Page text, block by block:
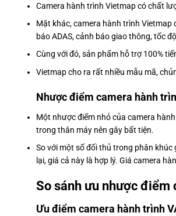
Camera hành trình Vietmap có chất
Mặt khác, camera hành trình Vietmap
báo ADAS, cảnh báo giao thông, tốc
Cùng với đó, sản phẩm hỗ trợ 100%
Vietmap cho ra rất nhiều mẫu mã,
Nhược điểm camera hành
Một nhược điểm nhỏ của camera
trong thân máy nên gây bất tiện.
So với một số đối thủ trong phân
lại, giá cả này là hợp lý. Giá camera
So sánh ưu nhược điểm
Ưu điểm camera hành trình